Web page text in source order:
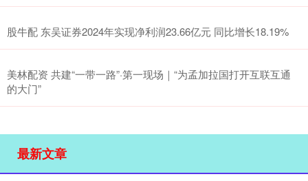
股牛配 东吴证券2024年实现净利润23.66亿元 同比增长18.19%
美林配资 共建“一带一路”·第一现场｜“为孟加拉国打开互联互通
的大门”
最新文章